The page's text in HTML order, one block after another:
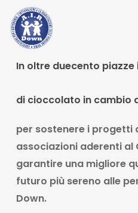
main
content
In oltre duecento
di cioccolato in cambio
per sostenere i progetti
associazioni aderenti al
garantire una migliore
futuro più sereno alle
Down.